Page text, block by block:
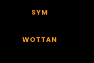
SYM
WOTTAN